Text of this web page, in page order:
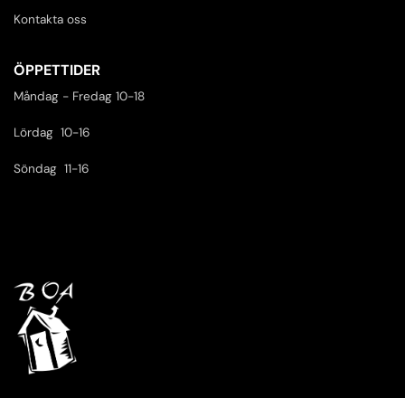
Kontakta oss
ÖPPETTIDER
Måndag - Fredag 10-18
Lördag 10-16
Söndag 11-16